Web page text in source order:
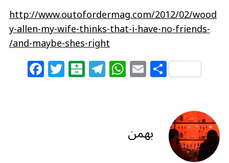
http://www.outofordermag.com/2012/02/wood
y-allen-my-wife-thinks-that-i-have-no-friends-
and-maybe-shes-right/
F
a T
w B
al T
el W
h
A
p
E
m S
h
e بهمن